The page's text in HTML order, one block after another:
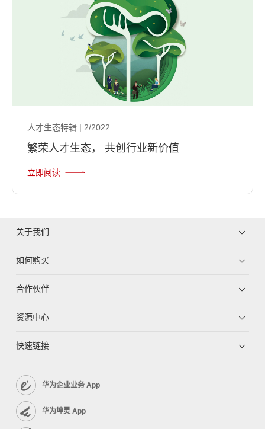
人才生态特辑 | 2/2022
繁荣人才生态， 共创行业新价值
立即阅读
关于我们
如何购买
合作伙伴
资源中心
快速链接
华为企业业务 App
华为坤灵 App